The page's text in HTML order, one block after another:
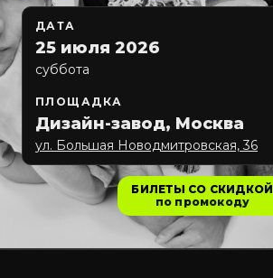
ДАТА
25 июля 2026
суббота
ПЛОЩАДКА
Дизайн-завод, Москва
ул. Большая Новодмитровская, 36
БИЛЕТЫ СО СКИДКОЙ
по промокоду